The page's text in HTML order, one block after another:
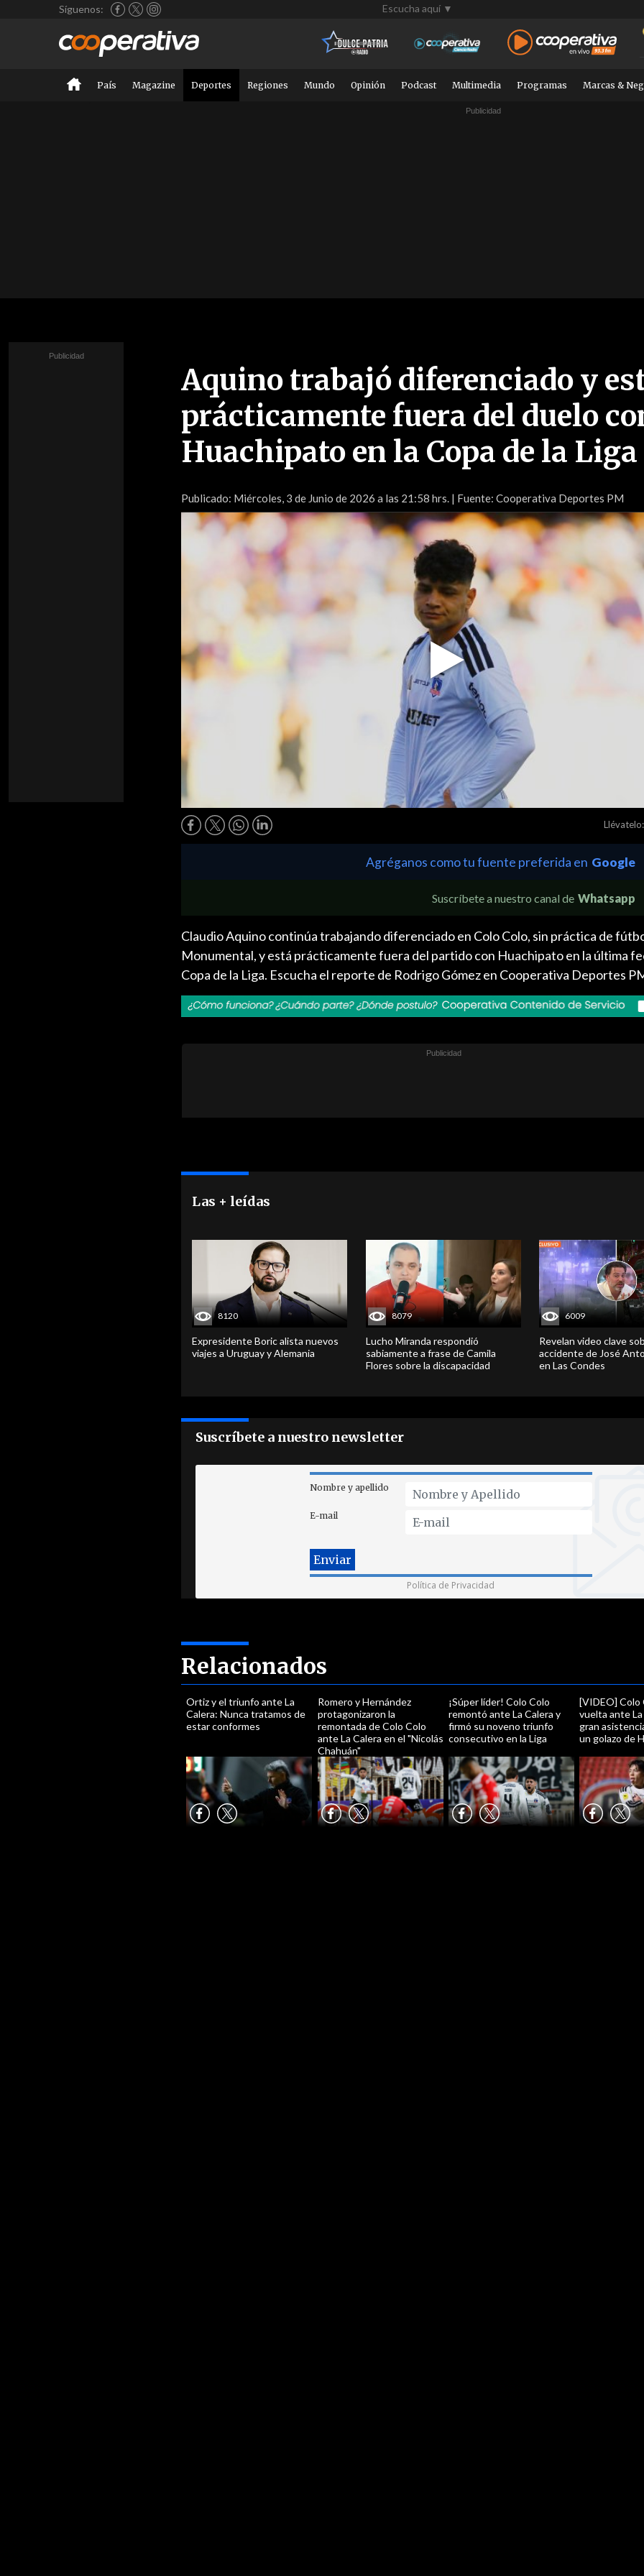
Síguenos: Escucha aquí ▼
País Magazine Deportes Regiones Mundo Opinión Podcast Multimedia Programas Marcas &
Aquino trabajó diferenciado y
prácticamente fuera del duelo
Huachipato en la Copa de la Liga
Publicado: Miércoles, 3 de Junio de 2026 a las 21:58 hrs. | Fuente: Cooperativa Deportes PM
Video
Llévatelo:
Agréganos como tu fuente preferida en Google
Suscríbete a nuestro canal de Whatsapp
Claudio Aquino continúa trabajando diferenciado en Colo Colo, sin práctica de
Monumental, y está prácticamente fuera del partido con Huachipato en la última
Copa de la Liga. Escucha el reporte de Rodrigo Gómez en Cooperativa Deportes
Las + leídas
8120
Expresidente Boric alista nuevos
viajes a Uruguay y Alemania
8079
Lucho Miranda respondió
sabiamente a frase de Camila
Flores sobre la discapacidad
6009
Revelan video clave
accidente de José
en Las Condes
Suscríbete a nuestro newsletter
Nombre y apellido
E-mail
Política de Privacidad
Relacionados
Ortiz y el triunfo ante La
Calera: Nunca tratamos de
estar conformes
Romero y Hernández
protagonizaron la
remontada de Colo Colo
ante La Calera en el "Nicolás
Chahuán"
¡Súper líder! Colo Colo
remontó ante La Calera y
firmó su noveno triunfo
consecutivo en la Liga
[VIDEO] Colo
vuelta ante
gran
un golazo de